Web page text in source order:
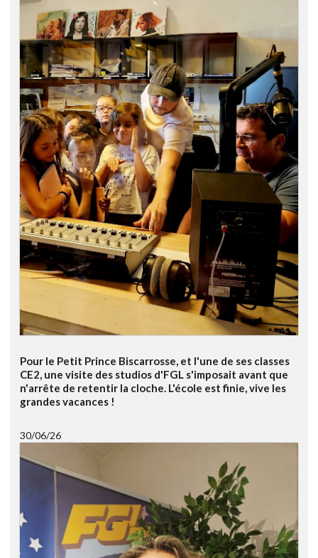
Pour le Petit Prince Biscarrosse, et l'une de ses classes
CE2, une visite des studios d'FGL s'imposait avant que
n'arrête de retentir la cloche. L'école est finie, vive les
grandes vacances !
30/06/26